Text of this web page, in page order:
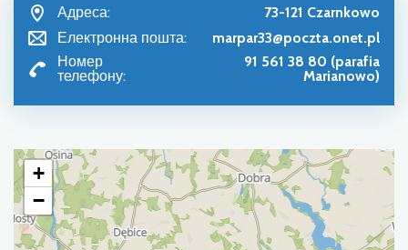
Адреса:
73-121 Czarnkowo
Електронна пошта:
marpar33@poczta.onet.pl
Номер
телефону:
91 561 38 80 (parafia
Marianowo)
+
−